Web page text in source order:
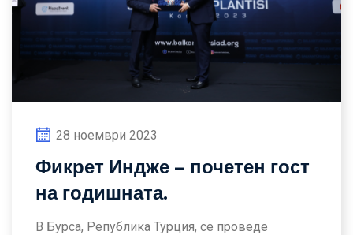
28 ноември 2023
Фикрет Индже – почетен гост
на годишната.
В Бурса, Република Турция, се проведе